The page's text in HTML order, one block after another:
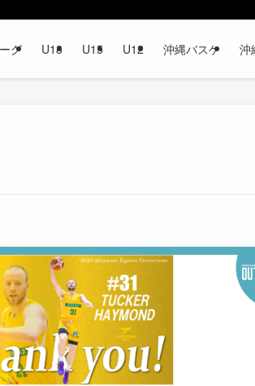
グ U18 U15 U12 沖縄バスケ 沖